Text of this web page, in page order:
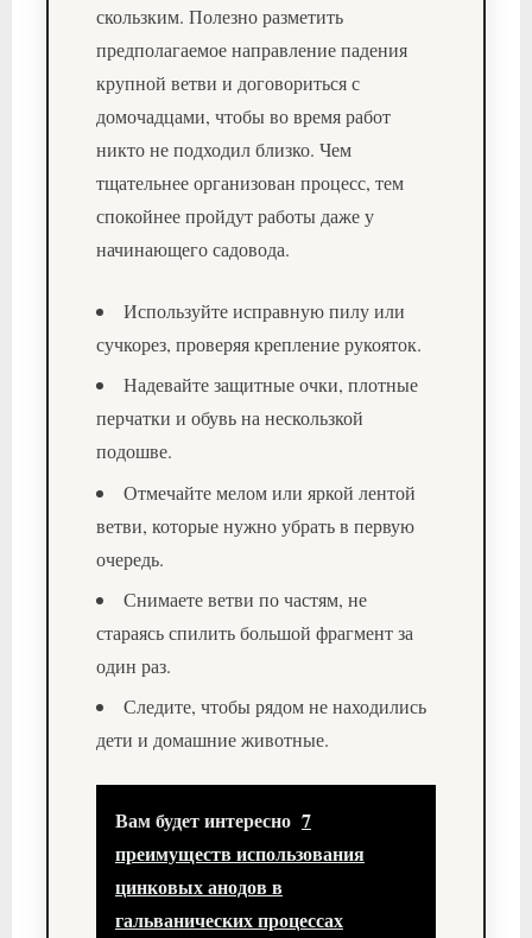
скользким. Полезно разметить
предполагаемое направление падения
крупной ветви и договориться с
домочадцами, чтобы во время работ
никто не подходил близко. Чем
тщательнее организован процесс, тем
спокойнее пройдут работы даже у
начинающего садовода.
Используйте исправную пилу или
сучкорез, проверяя крепление рукояток.
Надевайте защитные очки, плотные
перчатки и обувь на нескользкой
подошве.
Отмечайте мелом или яркой лентой
ветви, которые нужно убрать в первую
очередь.
Снимаете ветви по частям, не
стараясь спилить большой фрагмент за
один раз.
Следите, чтобы рядом не находились
дети и домашние животные.
Вам будет интересно 7
преимуществ использования
цинковых анодов в
гальванических процессах